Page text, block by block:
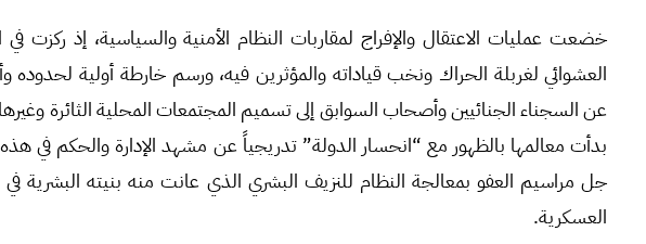
خضعت عمليات الاعتقال والإفراج لمقاربات النظام الأمنية والسياسية، إذ ركزت في
العشوائي لغربلة الحراك ونخب قياداته والمؤثرين فيه، ورسم خارطة أولية لحدوده
عن السجناء الجنائيين وأصحاب السوابق إلى تسميم المجتمعات المحلية الثائرة
بدأت معالمها بالظهور مع “انحسار الدولة” تدريجياً عن مشهد الإدارة والحكم في
جل مراسيم العفو بمعالجة النظام للنزيف البشري الذي عانت منه بنيته البشرية في
العسكرية.